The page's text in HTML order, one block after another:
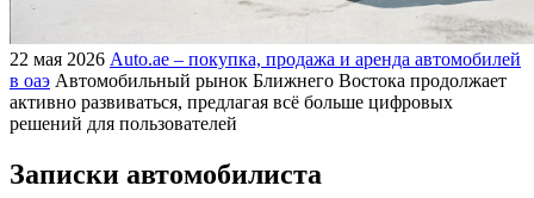
22 мая 2026 Auto.ae – покупка, продажа и аренда автомобилей
в оаэ Автомобильный рынок Ближнего Востока продолжает
активно развиваться, предлагая всё больше цифровых
решений для пользователей
Записки автомобилиста